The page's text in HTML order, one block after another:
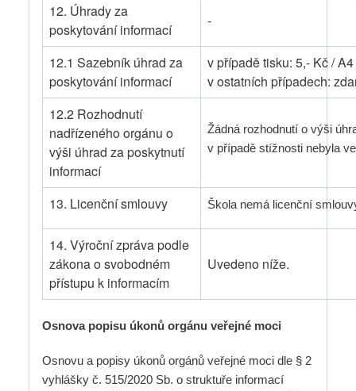
12. Úhrady za
poskytování informací
-
12.1 Sazebník úhrad za
poskytování informací
v případě tisku: 5,- Kč / A4
v ostatních případech:
12.2 Rozhodnutí
nadřízeného orgánu o
výši úhrad za poskytnutí
informací
Žádná rozhodnutí o výši
v případě stížnosti nebyla
13. Licenční smlouvy Škola nemá licenční
14. Výroční zpráva podle
zákona o svobodném
přístupu k informacím
Uvedeno níže.
Osnova popisu úkonů orgánu veřejné moci
Osnovu a popisy úkonů orgánů veřejné moci dle § 2
vyhlášky č. 515/2020 Sb. o struktuře informací